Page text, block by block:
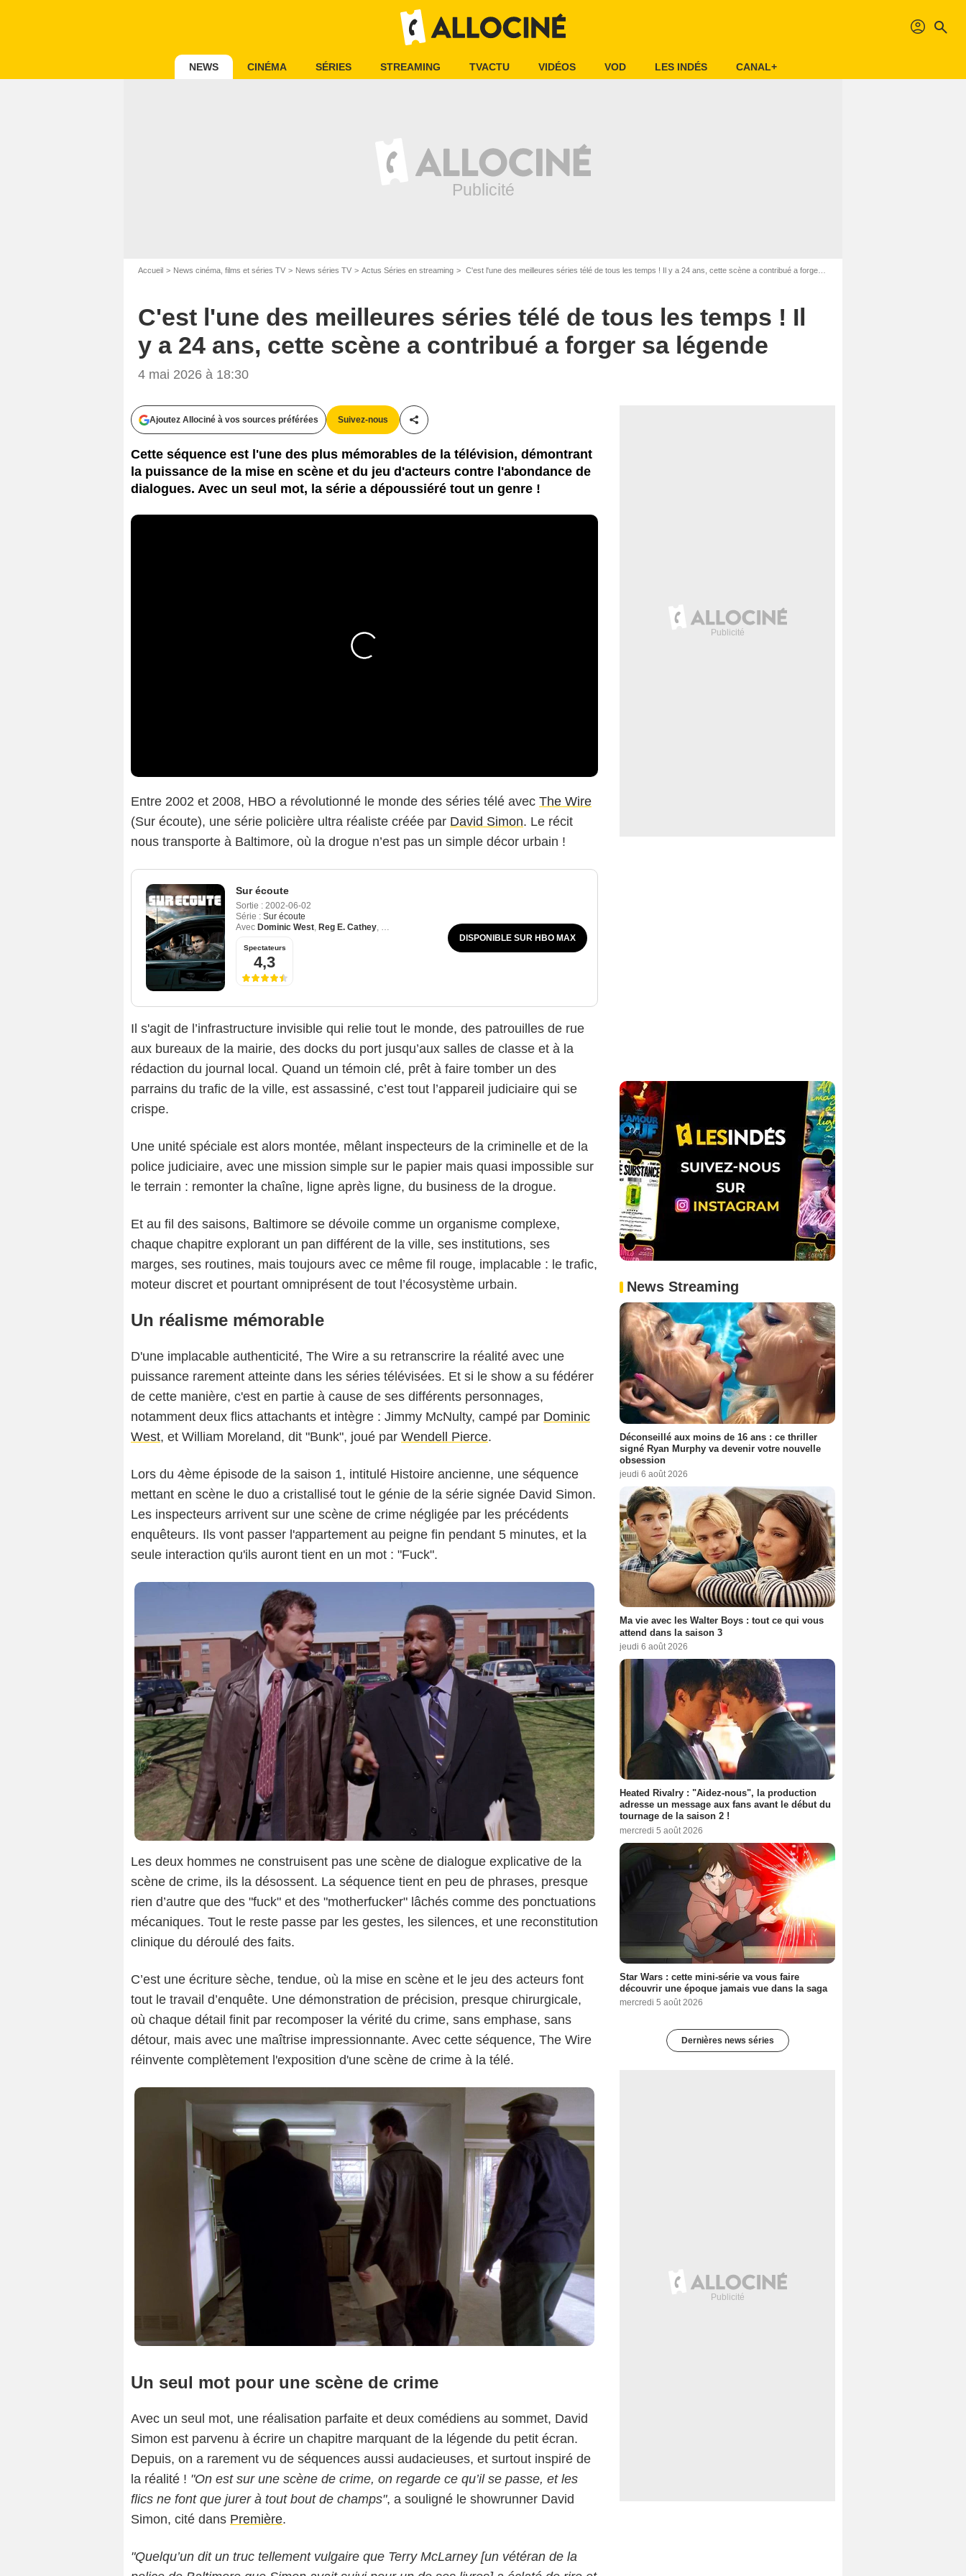
profil search
NEWS CINÉMA SÉRIES STREAMING TVACTU VIDÉOS VOD LES INDÉS CANAL+
Accueil News cinéma, films et séries TV News séries TV Actus Séries en streaming C'est l'une des meilleures séries télé de tous les temps ! Il y a 24 ans, cette scène a contribué a forger sa légende
C'est l'une des meilleures séries télé de tous les temps ! Il
y a 24 ans, cette scène a contribué a forger sa légende
4 mai 2026 à 18:30
Ajoutez Allociné à vos sources préférées Suivez-nous
Partager cet article
Cette séquence est l'une des plus mémorables de la télévision, démontrant
la puissance de la mise en scène et du jeu d'acteurs contre l'abondance de
dialogues. Avec un seul mot, la série a dépoussiéré tout un genre !
Entre 2002 et 2008, HBO a révolutionné le monde des séries télé avec The Wire
(Sur écoute), une série policière ultra réaliste créée par David Simon. Le récit
nous transporte à Baltimore, où la drogue n’est pas un simple décor urbain !
Sur écoute
Sortie : 2002-06-02
Série : Sur écoute
Avec Dominic West, Reg E. Cathey, John Doman
Spectateurs
4,3
DISPONIBLE SUR HBO MAX
Il s'agit de l’infrastructure invisible qui relie tout le monde, des patrouilles de rue
aux bureaux de la mairie, des docks du port jusqu’aux salles de classe et à la
rédaction du journal local. Quand un témoin clé, prêt à faire tomber un des
parrains du trafic de la ville, est assassiné, c’est tout l’appareil judiciaire qui se
crispe.
Une unité spéciale est alors montée, mêlant inspecteurs de la criminelle et de la
police judiciaire, avec une mission simple sur le papier mais quasi impossible sur
le terrain : remonter la chaîne, ligne après ligne, du business de la drogue.
Et au fil des saisons, Baltimore se dévoile comme un organisme complexe,
chaque chapitre explorant un pan différent de la ville, ses institutions, ses
marges, ses routines, mais toujours avec ce même fil rouge, implacable : le trafic,
moteur discret et pourtant omniprésent de tout l’écosystème urbain.
Un réalisme mémorable
D'une implacable authenticité, The Wire a su retranscrire la réalité avec une
puissance rarement atteinte dans les séries télévisées. Et si le show a su fédérer
de cette manière, c'est en partie à cause de ses différents personnages,
notamment deux flics attachants et intègre : Jimmy McNulty, campé par Dominic
West, et William Moreland, dit "Bunk", joué par Wendell Pierce.
Lors du 4ème épisode de la saison 1, intitulé Histoire ancienne, une séquence
mettant en scène le duo a cristallisé tout le génie de la série signée David Simon.
Les inspecteurs arrivent sur une scène de crime négligée par les précédents
enquêteurs. Ils vont passer l'appartement au peigne fin pendant 5 minutes, et la
seule interaction qu'ils auront tient en un mot : "Fuck".
Les deux hommes ne construisent pas une scène de dialogue explicative de la
scène de crime, ils la désossent. La séquence tient en peu de phrases, presque
rien d’autre que des "fuck" et des "motherfucker" lâchés comme des ponctuations
mécaniques. Tout le reste passe par les gestes, les silences, et une reconstitution
clinique du déroulé des faits.
C’est une écriture sèche, tendue, où la mise en scène et le jeu des acteurs font
tout le travail d’enquête. Une démonstration de précision, presque chirurgicale,
où chaque détail finit par recomposer la vérité du crime, sans emphase, sans
détour, mais avec une maîtrise impressionnante. Avec cette séquence, The Wire
réinvente complètement l'exposition d'une scène de crime à la télé.
HBO
Un seul mot pour une scène de crime
Avec un seul mot, une réalisation parfaite et deux comédiens au sommet, David
Simon est parvenu à écrire un chapitre marquant de la légende du petit écran.
Depuis, on a rarement vu de séquences aussi audacieuses, et surtout inspiré de
la réalité ! "On est sur une scène de crime, on regarde ce qu’il se passe, et les
flics ne font que jurer à tout bout de champs", a souligné le showrunner David
Simon, cité dans Première.
"Quelqu’un dit un truc tellement vulgaire que Terry McLarney [un vétéran de la
News Streaming
Déconseillé aux moins de 16 ans : ce thriller
signé Ryan Murphy va devenir votre nouvelle
obsession
jeudi 6 août 2026
Ma vie avec les Walter Boys : tout ce qui vous
attend dans la saison 3
jeudi 6 août 2026
Heated Rivalry : "Aidez-nous", la production
adresse un message aux fans avant le début du
tournage de la saison 2 !
mercredi 5 août 2026
Star Wars : cette mini-série va vous faire
découvrir une époque jamais vue dans la saga
mercredi 5 août 2026
Dernières news séries